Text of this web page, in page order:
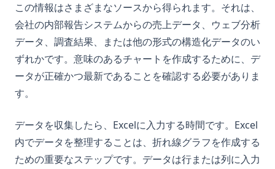
この情報はさまざまなソースから得られます。それは、
会社の内部報告システムからの売上データ、ウェブ分析
データ、調査結果、または他の形式の構造化データのい
ずれかです。意味のあるチャートを作成するために、デ
ータが正確かつ最新であることを確認する必要がありま
す。
データを収集したら、Excelに入力する時間です。Excel
内でデータを整理することは、折れ線グラフを作成する
ための重要なステップです。データは行または列に入力